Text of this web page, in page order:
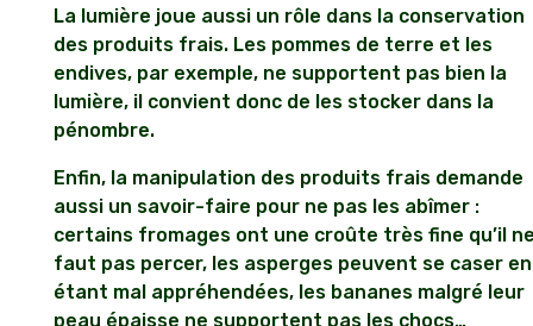
La lumière joue aussi un rôle dans la conservation
des produits frais. Les pommes de terre et les
endives, par exemple, ne supportent pas bien la
lumière, il convient donc de les stocker dans la
pénombre.
Enfin, la manipulation des produits frais demande
aussi un savoir-faire pour ne pas les abîmer :
certains fromages ont une croûte très fine qu’il
faut pas percer, les asperges peuvent se caser en
étant mal appréhendées, les bananes malgré leur
peau épaisse ne supportent pas les chocs…